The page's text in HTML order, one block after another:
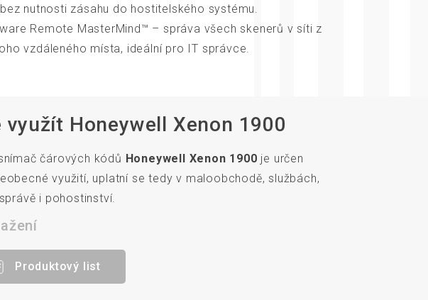
nutnosti zásahu do hostitelského systému.
Remote MasterMind™ – správa všech skenerů v síti z
vzdáleného místa, ideální pro IT správce.
využít Honeywell Xenon 1900
čárových kódů Honeywell Xenon 1900 je určen
využití, uplatní se tedy v maloobchodě, službách,
i pohostinství.
Produktový list